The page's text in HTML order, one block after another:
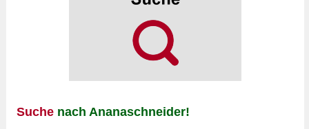
Suche nach Ananaschneider!